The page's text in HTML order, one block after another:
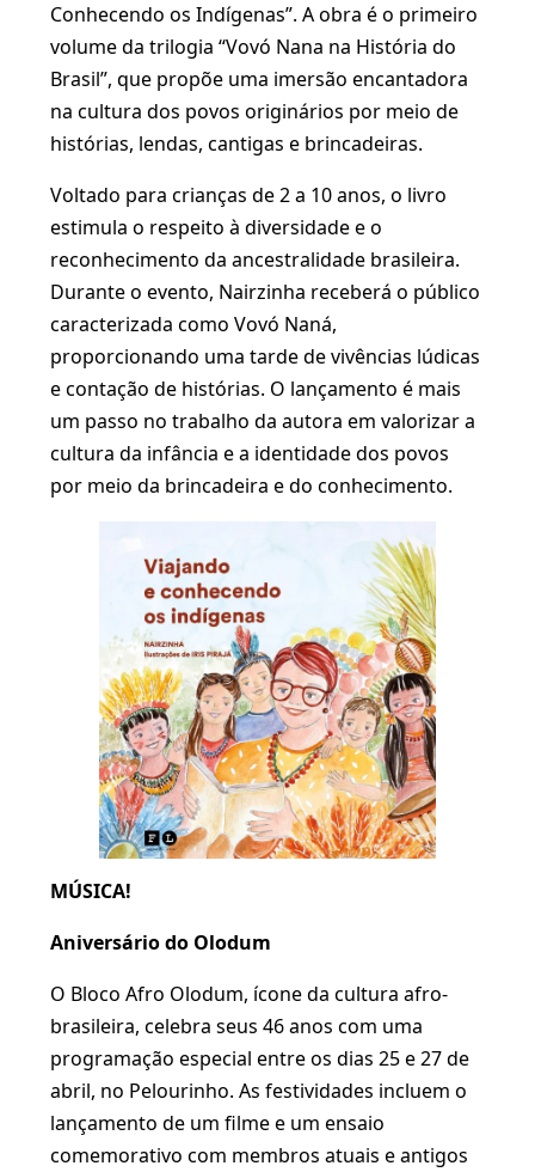
Conhecendo os Indígenas”. A obra é o primeiro
volume da trilogia “Vovó Nana na História do
Brasil”, que propõe uma imersão encantadora
na cultura dos povos originários por meio de
histórias, lendas, cantigas e brincadeiras.
Voltado para crianças de 2 a 10 anos, o livro
estimula o respeito à diversidade e o
reconhecimento da ancestralidade brasileira.
Durante o evento, Nairzinha receberá o público
caracterizada como Vovó Naná,
proporcionando uma tarde de vivências lúdicas
e contação de histórias. O lançamento é mais
um passo no trabalho da autora em valorizar a
cultura da infância e a identidade dos povos
por meio da brincadeira e do conhecimento.
MÚSICA!
Aniversário do Olodum
O Bloco Afro Olodum, ícone da cultura afro-
brasileira, celebra seus 46 anos com uma
programação especial entre os dias 25 e 27 de
abril, no Pelourinho. As festividades incluem o
lançamento de um filme e um ensaio
comemorativo com membros atuais e antigos